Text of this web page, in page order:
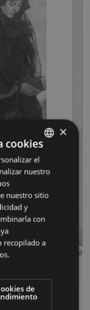
MB (6146702 bytes)
BASQUE
SPANISH
×
cookies
el
nuestro
nuestro sitio
y
con
recopilado a
de